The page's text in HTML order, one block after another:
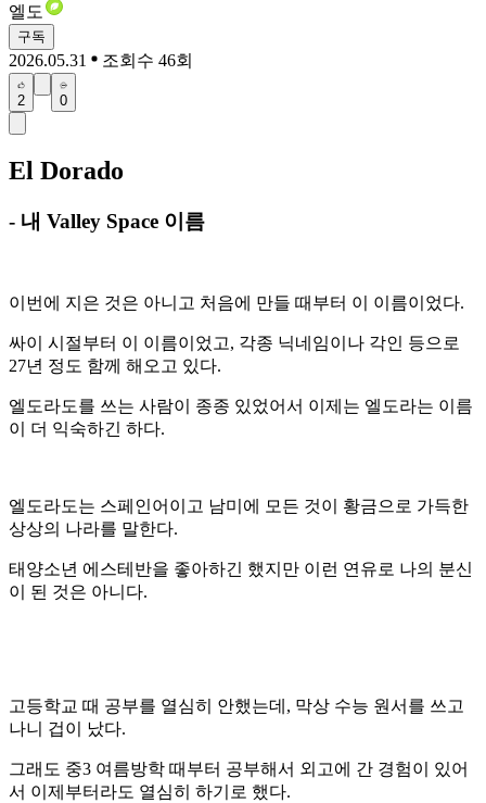
엘도
구독
2026.05.31 조회수 46회
2 0
El Dorado
- 내 Valley Space 이름
이번에 지은 것은 아니고 처음에 만들 때부터 이 이름이었다.
싸이 시절부터 이 이름이었고, 각종 닉네임이나 각인 등으로
27년 정도 함께 해오고 있다.
엘도라도를 쓰는 사람이 종종 있었어서 이제는 엘도라는 이름
이 더 익숙하긴 하다.
엘도라도는 스페인어이고 남미에 모든 것이 황금으로 가득한
상상의 나라를 말한다.
태양소년 에스테반을 좋아하긴 했지만 이런 연유로 나의 분신
이 된 것은 아니다.
고등학교 때 공부를 열심히 안했는데, 막상 수능 원서를 쓰고
나니 겁이 났다.
그래도 중3 여름방학 때부터 공부해서 외고에 간 경험이 있어
서 이제부터라도 열심히 하기로 했다.